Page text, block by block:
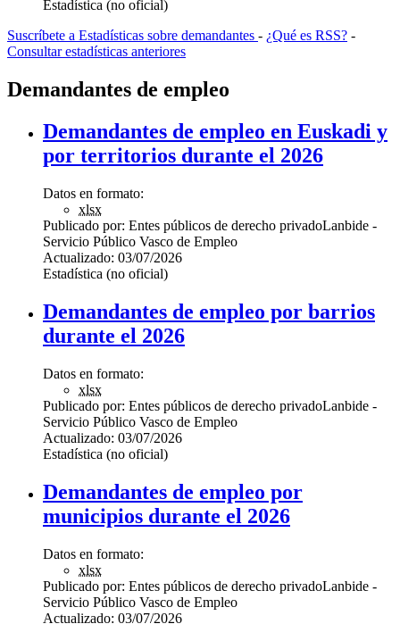
Estadística (no oficial)
Suscríbete a Estadísticas sobre demandantes - ¿Qué es RSS? -
Consultar estadísticas anteriores
Demandantes de empleo
Demandantes de empleo en Euskadi y
por territorios durante el 2026
Datos en formato:
xlsx
Publicado por: Entes públicos de derecho privadoLanbide -
Servicio Público Vasco de Empleo
Actualizado: 03/07/2026
Estadística (no oficial)
Demandantes de empleo por barrios
durante el 2026
Datos en formato:
xlsx
Publicado por: Entes públicos de derecho privadoLanbide -
Servicio Público Vasco de Empleo
Actualizado: 03/07/2026
Estadística (no oficial)
Demandantes de empleo por
municipios durante el 2026
Datos en formato:
xlsx
Publicado por: Entes públicos de derecho privadoLanbide -
Servicio Público Vasco de Empleo
Actualizado: 03/07/2026